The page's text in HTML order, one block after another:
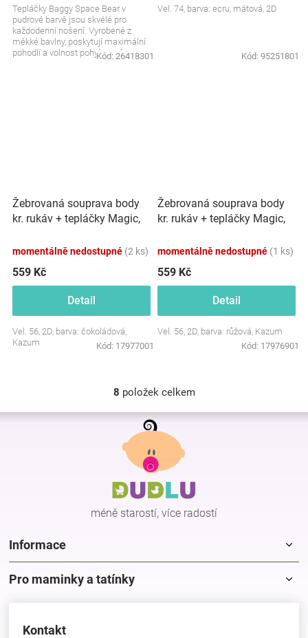
Tepláčky Baggy Space Bear v
pudrové barvě jsou skvélé pro
každodenní nošení. Vyrobené z
měkké bavlny, poskytují maximální
pohodlí a volnost pohybu vašemu
Kód: 26418301
Vel. 74, barva: ecru, mátová, 2D
Kód: 95251801
Žebrovaná souprava body
kr. rukáv + tepláčky Magic,
momentálně nedostupné (2 ks)
559 Kč
Detail
Vel. 56, 2D, barva: čokoládová,
Kazum
Kód: 17977001
Žebrovaná souprava body
kr. rukáv + tepláčky Magic,
momentálně nedostupné (1 ks)
559 Kč
Detail
Vel. 56, 2D, barva: růžová, Kazum
Kód: 17976901
O
v
l
d
a
c
í
p
r
8 položek celkem
Z
méně starostí, více radostí
Informace
Pro maminky a tatínky
Kontakt